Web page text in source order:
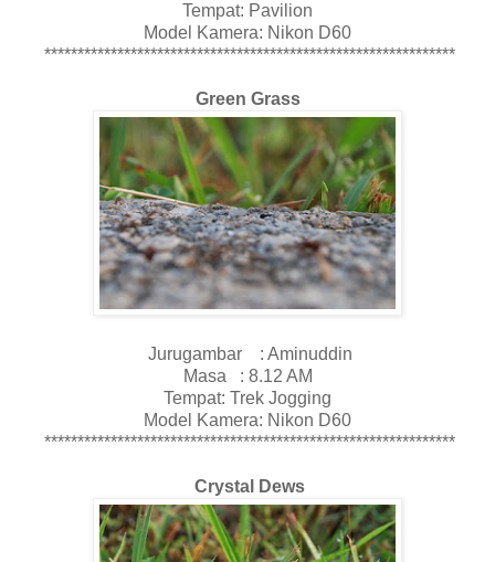
Tempat: Pavilion
Model Kamera: Nikon D60
**************************************************************
Green Grass
Jurugambar : Aminuddin
Masa : 8.12 AM
Tempat: Trek Jogging
Model Kamera: Nikon D60
**************************************************************
Crystal Dews